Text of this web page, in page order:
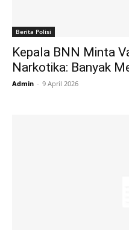
Berita Polisi
Kepala BNN Minta
Narkotika: Banyak
Admin - 9 April 2026